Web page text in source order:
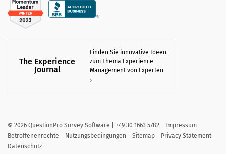
The Experience
Journal
Finden Sie innovative Ideen
zum Thema Experience
Management von Experten
© 2026 QuestionPro Survey Software | +49 30 1663 5782
Impressum
Betroffenenrechte
Nutzungsbedingungen Sitemap
Privacy Statement
Datenschutz